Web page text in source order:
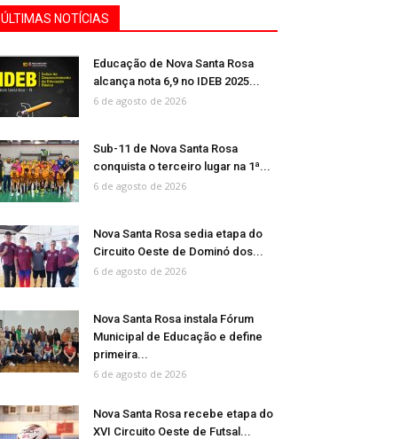
ÚLTIMAS NOTÍCIAS
Educação de Nova Santa Rosa
alcança nota 6,9 no IDEB 2025...
6 de agosto de 2026
Sub-11 de Nova Santa Rosa
conquista o terceiro lugar na 1ª...
6 de agosto de 2026
Nova Santa Rosa sedia etapa do
Circuito Oeste de Dominó dos...
6 de agosto de 2026
Nova Santa Rosa instala Fórum
Municipal de Educação e define
primeira...
6 de agosto de 2026
Nova Santa Rosa recebe etapa do
XVI Circuito Oeste de Futsal...